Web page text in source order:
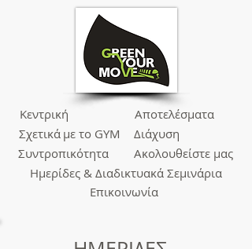
Κεντρική
Σχετικά
Συντροπικότητα
Ημερίδες &
Διάχυση
Αποτελέσματα
Ακολουθείστε μας
Επικοινωνία
με το GYM
Διαδικτυακά Σεμινάρια